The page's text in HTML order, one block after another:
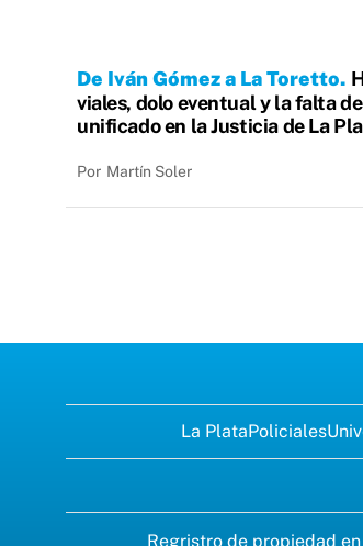
De Iván Gómez a La Toretto
viales, dolo eventual y la falta
unificado en la Justicia de La
Por Martín Soler
La PlataPoliciales
Regristro de propiedad en